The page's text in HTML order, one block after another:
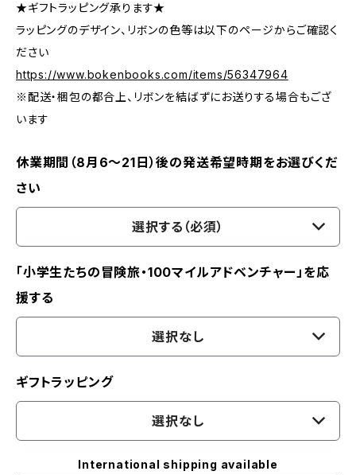
★ギフトラッピング承ります★
ラッピングのデザイン、リボンの色等は以下のページからご確認く
ださい
https://www.bokenbooks.com/items/56347964
※配送・梱包の都合上、リボンを結ばずにお送りする場合もござ
います
休業期間（8月6〜21日）後の発送希望時期をお選びくだ
さい
選択する（必須）
「小学生たちの冒険旅・100マイルアドベンチャー」を応
援する
選択なし
ギフトラッピング
選択なし
International shipping available